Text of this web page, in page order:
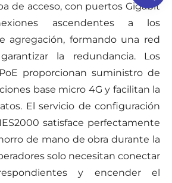
de acceso, con puertos Gigabit
ascendentes a los
agregación, formando una red
la redundancia. Los
proporcionan suministro de
base micro 4G y facilitan la
El servicio de configuración
satisface perfectamente
de mano de obra durante la
solo necesitan conectar
y encender el